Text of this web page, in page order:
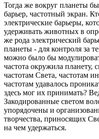
Тогда же вокруг планеты
барьер, частотный экран.
электрические барьеры,
удерживать животных в
же рода электрический
планеты - для контроля за
можно было бы
частота окружила планету,
частотам Света, частотам
частотам удавалось
здесь мог их принимать?
Закодированные светом
упорядочены и
творчества, приносящих
на чем удержаться.